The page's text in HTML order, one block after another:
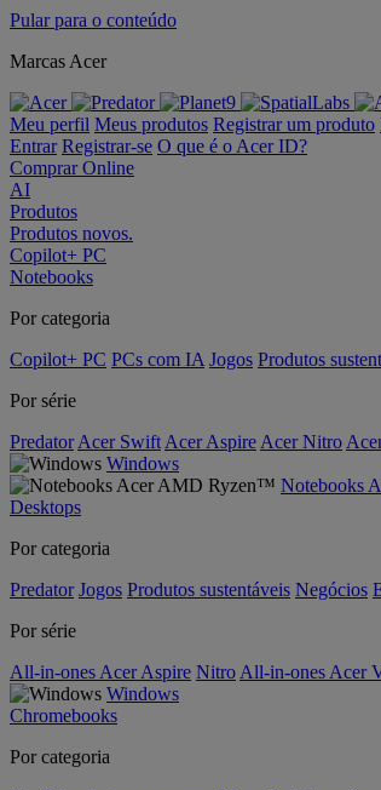
Pular para o conteúdo
Marcas Acer
Meu perfil Meus produtos Registrar um produto
Entrar Registrar-se O que é o Acer ID?
Comprar Online
AI
Produtos
Produtos novos.
Copilot+ PC
Notebooks
Por categoria
Copilot+ PC PCs com IA Jogos Produtos
Por série
Predator Acer Swift Acer Aspire Acer Nitro
Windows
Notebooks
Desktops
Por categoria
Predator Jogos Produtos sustentáveis Negócios
Por série
All-in-ones Acer Aspire Nitro All-in-ones Acer
Windows
Chromebooks
Por categoria